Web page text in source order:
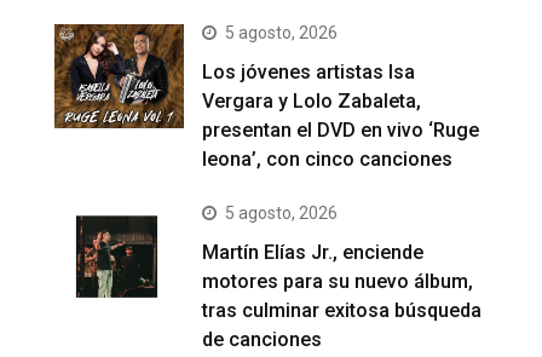
5 agosto, 2026
Los jóvenes artistas Isa
Vergara y Lolo Zabaleta,
presentan el DVD en vivo ‘Ruge
leona’, con cinco canciones
5 agosto, 2026
Martín Elías Jr., enciende
motores para su nuevo álbum,
tras culminar exitosa búsqueda
de canciones